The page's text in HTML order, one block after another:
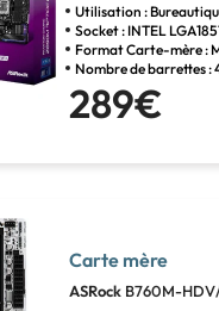
Utilisation :
Socket : INTEL
Format Carte-mère :
Nombre de barrettes :
289€
Carte mère
ASRock B760M-